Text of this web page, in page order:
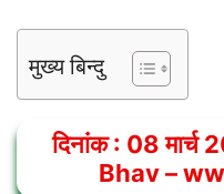
मुख्य बिन्दु
दिनांक : 08 मार्च
Bhav –